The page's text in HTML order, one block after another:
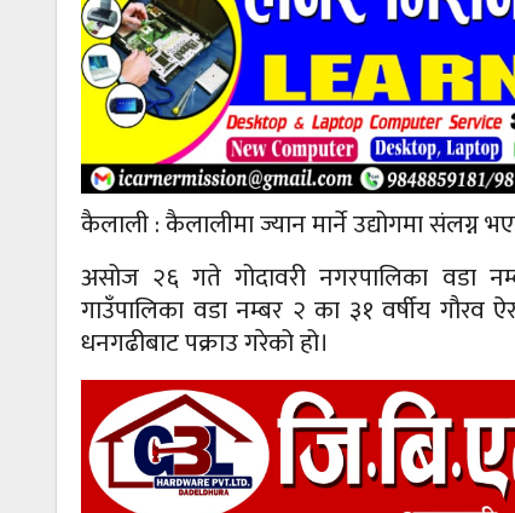
कैलाली : कैलालीमा ज्यान मार्ने उद्योगमा संलग्न
असोज २६ गते गोदावरी नगरपालिका वडा
गाउँपालिका वडा नम्बर २ का ३१ वर्षीय गौरव
धनगढीबाट पक्राउ गरेको हो।